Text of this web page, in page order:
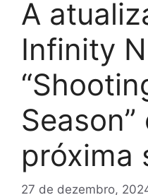
A
Infinity
próxima
27 de dezembro,